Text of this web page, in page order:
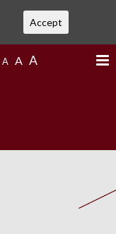
A A A
Accept